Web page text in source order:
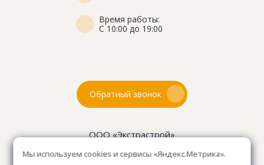
Время работы:
С 10:00 до 19:00
Обратный звонок
ООО «Экстрастрой»
ОГРН 1157746804753
Мы используем cookies и сервисы «Яндекс.Метрика».